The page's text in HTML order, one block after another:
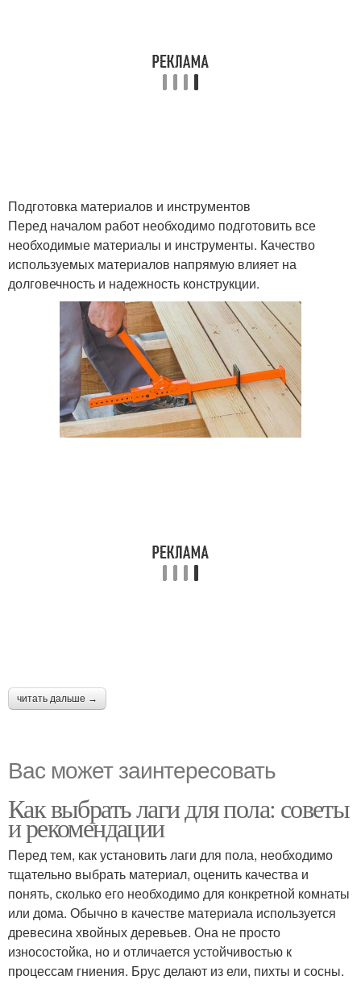
Подготовка материалов и инструментов
Перед началом работ необходимо подготовить все
необходимые материалы и инструменты. Качество
используемых материалов напрямую влияет на
долговечность и надежность конструкции.
читать дальше →
Вас может заинтересовать
Как выбрать лаги для пола: советы
и рекомендации
Перед тем, как установить лаги для пола, необходимо
тщательно выбрать материал, оценить качества и
понять, сколько его необходимо для конкретной комнаты
или дома. Обычно в качестве материала используется
древесина хвойных деревьев. Она не просто
износостойка, но и отличается устойчивостью к
процессам гниения. Брус делают из ели, пихты и сосны.